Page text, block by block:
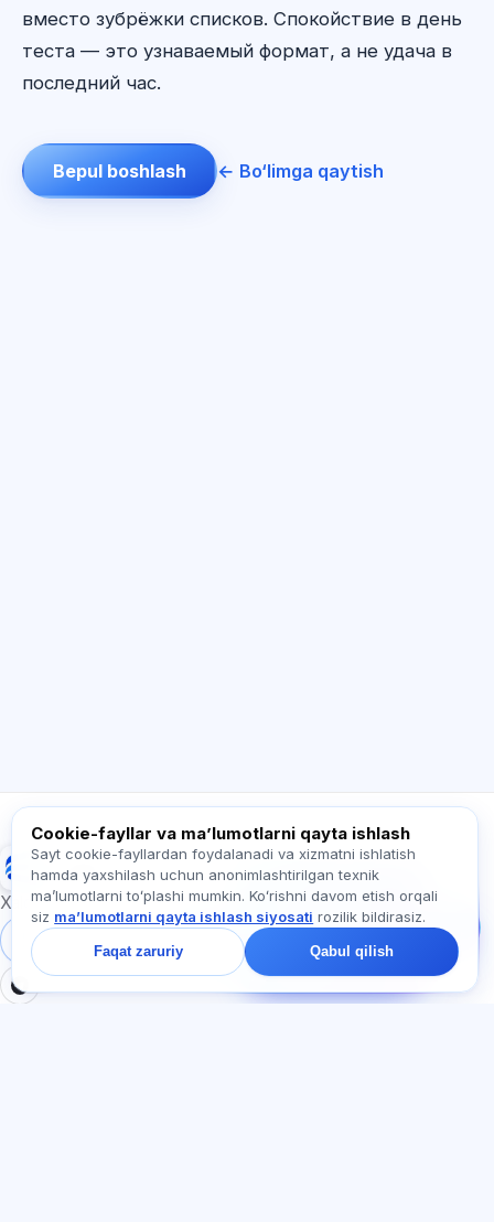
вместо зубрёжки списков. Спокойствие в день
теста — это узнаваемый формат, а не удача в
последний час.
Bepul boshlash ← Bo‘limga qaytish
Exalify
Xalqaro til imtihonlariga tayyorgarlik
Tizimga kirish
Ro‘yxatdan o‘tish
Bizga yozing!
Tariflar, imtihonlar yoki
nimadan boshlash
haqida so‘rang —
chatda bir daqiqa ichida
javob beramiz.
Cookie-fayllar va maʼlumotlarni qayta ishlash
Sayt cookie-fayllardan foydalanadi va xizmatni ishlatish
hamda yaxshilash uchun anonimlashtirilgan texnik
maʼlumotlarni toʻplashi mumkin. Koʻrishni davom etish orqali
siz maʼlumotlarni qayta ishlash siyosati rozilik bildirasiz.
Faqat zaruriy Qabul qilish